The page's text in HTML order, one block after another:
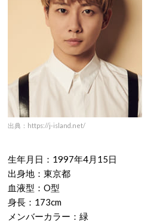
出典：https://j-island.net/
生年月日：1997年4月15日
出身地：東京都
血液型：O型
身長：173cm
メンバーカラー：緑